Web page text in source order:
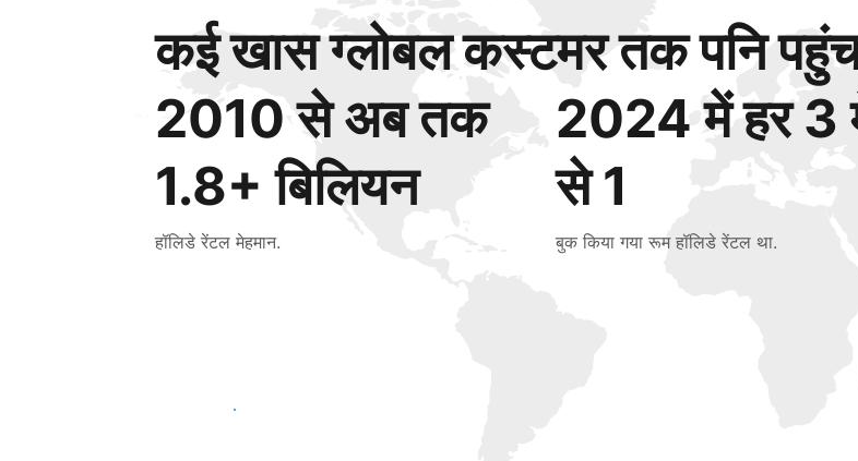
कई खास ग्लोबल कस्टमर तक पनि
2010 से अब तक
1.8+ बिलियन
हॉलिडे रेंटल मेहमान.
2024 में हर 3
से 1
बुक किया गया रूम हॉलिडे रेंटल था.
आज ही नए मेहमानों तक पहुंचें